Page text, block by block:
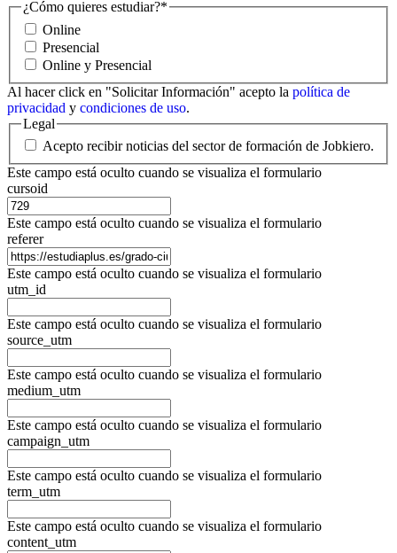
¿Cómo quieres estudiar?*
Online
Presencial
Online y Presencial
Al hacer click en "Solicitar Información" acepto la política de
privacidad y condiciones de uso.
Legal
Acepto recibir noticias del sector de formación de Jobkiero.
Este campo está oculto cuando se visualiza el formulario
cursoid
Este campo está oculto cuando se visualiza el formulario
referer
Este campo está oculto cuando se visualiza el formulario
utm_id
Este campo está oculto cuando se visualiza el formulario
source_utm
Este campo está oculto cuando se visualiza el formulario
medium_utm
Este campo está oculto cuando se visualiza el formulario
campaign_utm
Este campo está oculto cuando se visualiza el formulario
term_utm
Este campo está oculto cuando se visualiza el formulario
content_utm